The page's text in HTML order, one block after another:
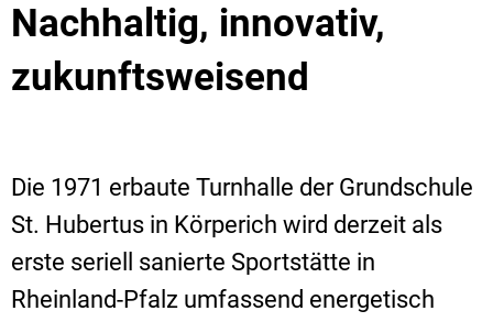
Nachhaltig, innovativ,
zukunftsweisend
Die 1971 erbaute Turnhalle der Grundschule
St. Hubertus in Körperich wird derzeit als
erste seriell sanierte Sportstätte in
Rheinland-Pfalz umfassend energetisch